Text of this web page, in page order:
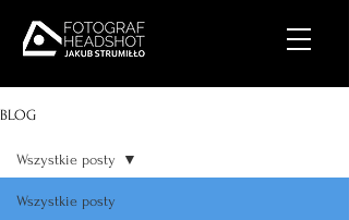
BLOG
Wszystkie posty
Wszystkie posty